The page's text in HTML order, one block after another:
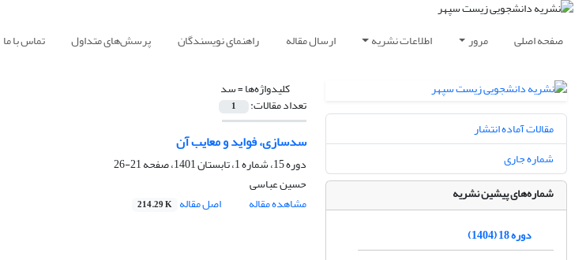
صفحه اصلی مرور اطلاعات نشریه ارسال مقاله راهنمای نویسندگان پرسش‌های متداول تماس با ما
کلیدواژه‌ها =سد
تعداد مقالات: 1
سدسازی، فواید و معایب آن
دوره 15، شماره 1، تابستان 1401، صفحه
21-26
حسین عباسی
مشاهده مقاله
اصل مقاله 214.29 K
مقالات آماده انتشار
شماره جاری
شماره‌های پیشین نشریه
دوره 18 (1404)